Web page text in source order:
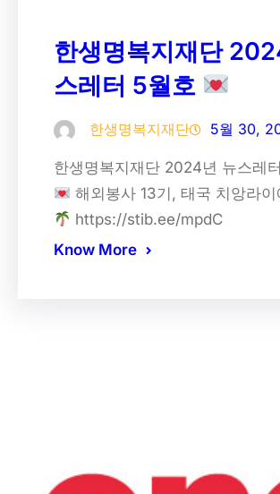
한생명복지재단
스레터 5월호
한생명복지재단 5월 30,
한생명복지재단 2024년 뉴스레
해외봉사 13기, 태국 치앙라
https://stib.ee/mpdC
Know More